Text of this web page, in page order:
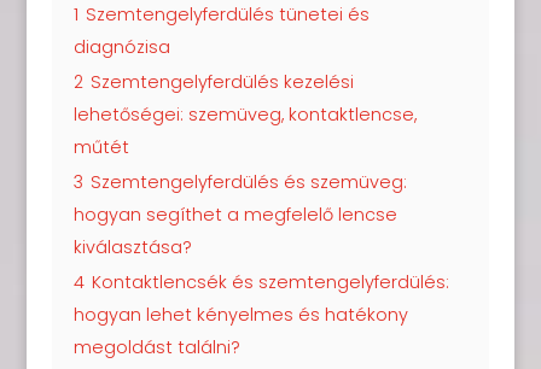
1 Szemtengelyferdülés tünetei és
diagnózisa
2 Szemtengelyferdülés kezelési
lehetőségei: szemüveg, kontaktlencse,
műtét
3 Szemtengelyferdülés és szemüveg:
hogyan segíthet a megfelelő lencse
kiválasztása?
4 Kontaktlencsék és szemtengelyferdülés:
hogyan lehet kényelmes és hatékony
megoldást találni?